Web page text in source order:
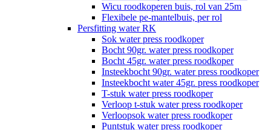
Wicu roodkoperen buis, rol van 25m
Flexibele pe-mantelbuis, per rol
Persfitting water RK
Sok water press roodkoper
Bocht 90gr. water press roodkoper
Bocht 45gr. water press roodkoper
Insteekbocht 90gr. water press roodkoper
Insteekbocht water 45gr. press roodkoper
T-stuk water press roodkoper
Verloop t-stuk water press roodkoper
Verloopsok water press roodkoper
Puntstuk water press roodkoper